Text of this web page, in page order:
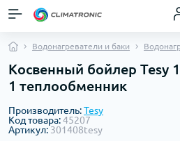
Водонагреватели и баки
Косвенный бойлер Tesy
1 теплообменник
Производитель:Tesy
Код товара:45207
Артикул: 301408tesy